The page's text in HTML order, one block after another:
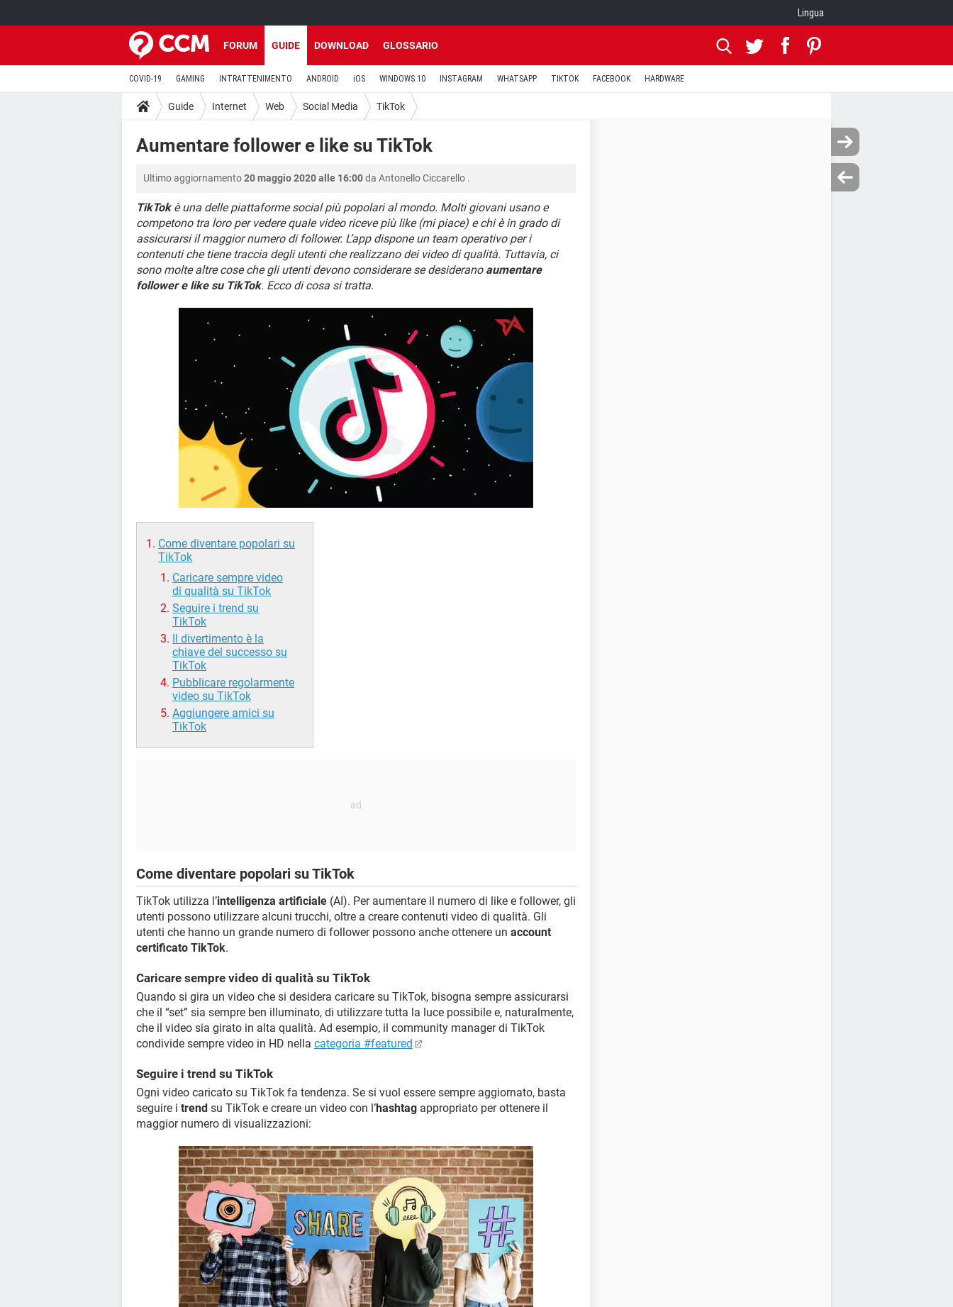
Lingua
FORUM GUIDE DOWNLOAD GLOSSARIO
COVID-19 GAMING INTRATTENIMENTO ANDROID iOS WINDOWS 10 INSTAGRAM WHATSAPP TIKTOK FACEBOOK HARDWARE
Guide Internet Web Social Media TikTok
Aumentare follower e like su TikTok
Ultimo aggiornamento20 maggio 2020 alle 16:00da Antonello Ciccarello .
TikTokè una delle piattaforme social più popolari al mondo. Molti giovani usano e
competono tra loro per vedere quale video riceve più like (mi piace) e chi è in grado di
assicurarsi il maggior numero di follower. L’app dispone un team operativo per i
contenuti che tiene traccia degli utenti che realizzano dei video di qualità. Tuttavia, ci
sono molte altre cose che gli utenti devono considerare se desiderano aumentare
follower e like su TikTok. Ecco di cosa si tratta.
Come diventare popolari su
TikTok
Caricare sempre video
di qualità su TikTok
Seguire i trend su
TikTok
Il divertimento è la
chiave del successo su
TikTok
Pubblicare regolarmente
video su TikTok
Aggiungere amici su
TikTok
Come diventare popolari su TikTok
TikTok utilizza l’intelligenza artificiale (AI). Per aumentare il numero di like e follower, gli
utenti possono utilizzare alcuni trucchi, oltre a creare contenuti video di qualità. Gli
utenti che hanno un grande numero di follower possono anche ottenere un account
certificato TikTok.
Caricare sempre video di qualità su TikTok
Quando si gira un video che si desidera caricare su TikTok, bisogna sempre assicurarsi
che il “set” sia sempre ben illuminato, di utilizzare tutta la luce possibile e, naturalmente,
che il video sia girato in alta qualità. Ad esempio, il community manager di TikTok
condivide sempre video in HD nella categoria #featured
Seguire i trend su TikTok
Ogni video caricato su TikTok fa tendenza. Se si vuol essere sempre aggiornato, basta
seguire i trend su TikTok e creare un video con l’hashtag appropriato per ottenere il
maggior numero di visualizzazioni: